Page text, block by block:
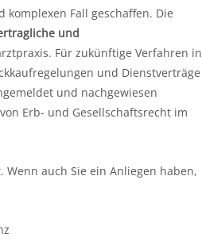
Fall geschaffen. Die
und
Für zukünftige Verfahren in
und Dienstverträge
und nachgewiesen
Erb- und Gesellschaftsrecht im
auch Sie ein Anliegen haben,